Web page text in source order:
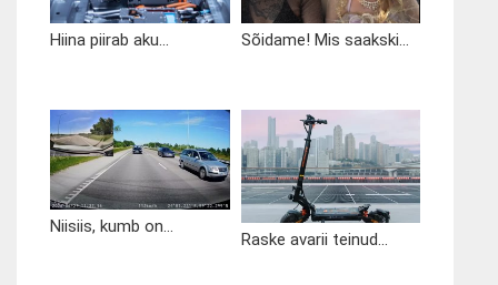
Hiina piirab aku... Sõidame! Mis saakski...
Niisiis, kumb on...
Raske avarii teinud...